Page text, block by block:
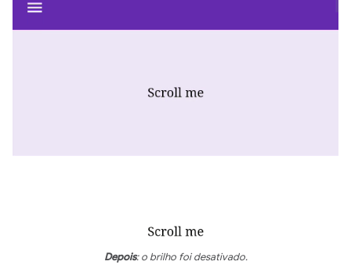
Depois: o brilho foi desativado.